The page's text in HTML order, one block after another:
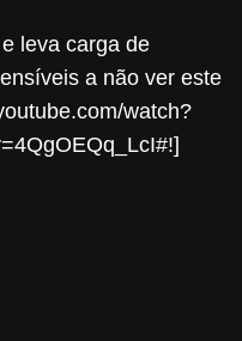
leva carga de
a não ver este
watch?